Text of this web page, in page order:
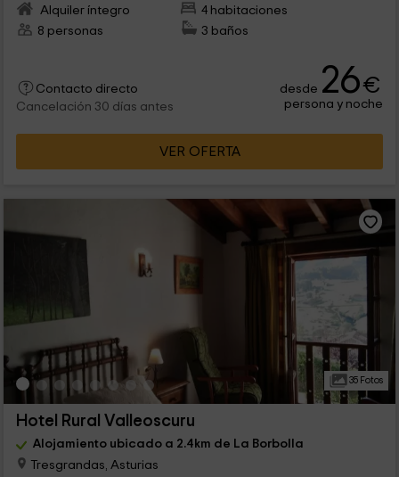
Alquiler íntegro
4 habitaciones
8 personas
3 baños
Contacto directo
Cancelación 30 días antes
desde 26€
persona y noche
VER OFERTA
35 Fotos
Hotel Rural Valleoscuru
Alojamiento ubicado a 2.4km de La Borbolla
Tresgrandas, Asturias